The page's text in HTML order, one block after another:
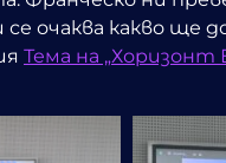
се очаква какво ще
Тема на